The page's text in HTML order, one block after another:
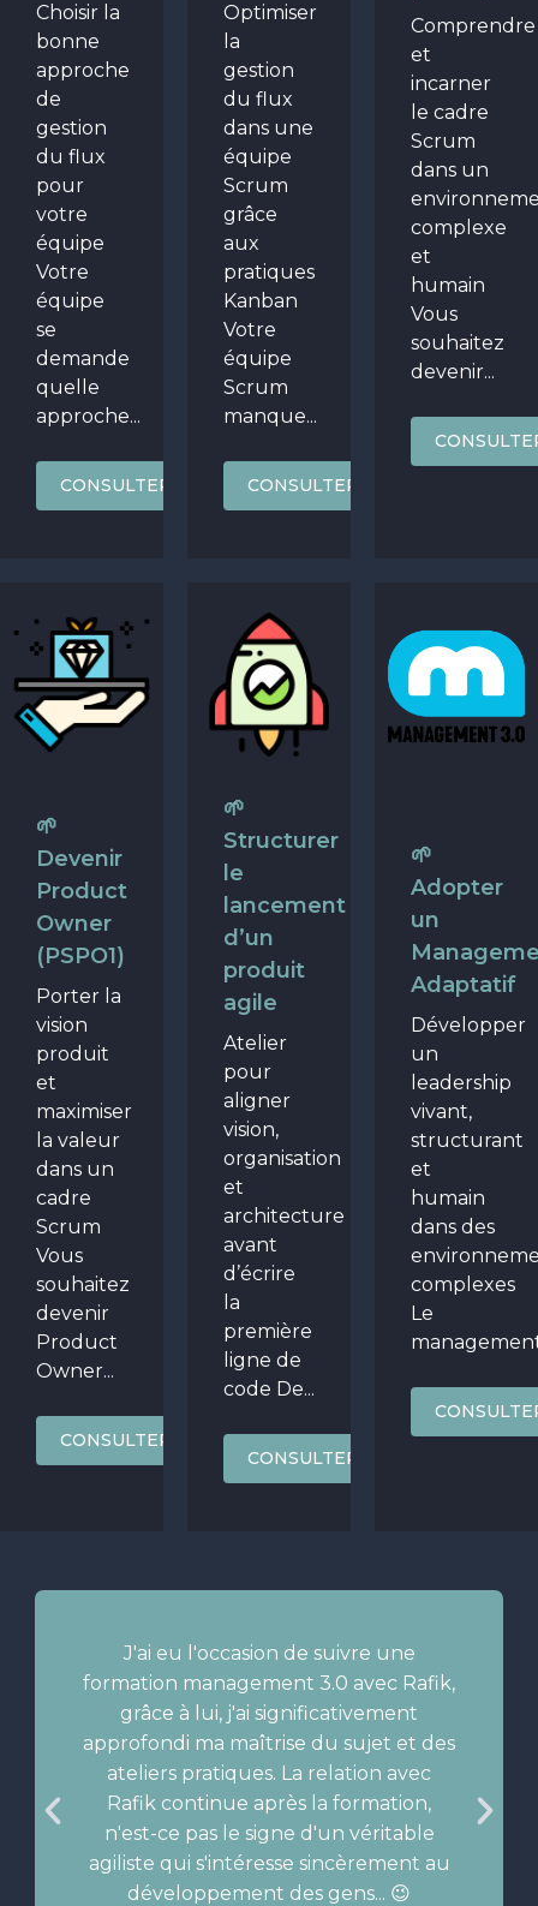
Choisir la
bonne
approche
de
gestion
du flux
pour
votre
équipe
Votre
équipe
se
demande
quelle
approche...
CONSULTER
Optimiser
la
gestion
du flux
dans une
équipe
Scrum
grâce
aux
pratiques
Kanban
Votre
équipe
Scrum
manque...
CONSULTER
Comprendre
et
incarner
le cadre
Scrum
dans un
complexe
et
humain
Vous
souhaitez
devenir...
🌱
Devenir
Product
Owner
(PSPO1)
Porter la
vision
produit
et
maximiser
la valeur
dans un
cadre
Scrum
Vous
souhaitez
devenir
Product
Owner...
CONSULTER
🌱
Structurer
le
lancement
d’un
produit
agile
Atelier
pour
aligner
vision,
organisation
et
architecture
avant
d’écrire
la
première
ligne de
code De...
CONSULTER
🌱
Adopter
un
Adaptatif
Développer
un
leadership
vivant,
structurant
et
humain
dans des
complexes
Le
J'ai eu l'occasion de suivre une
formation management 3.0 avec Rafik,
grâce à lui, j'ai significativement
approfondi ma maîtrise du sujet et des
ateliers pratiques. La relation avec
Rafik continue après la formation,
n'est-ce pas le signe d'un véritable
agiliste qui s'intéresse sincèrement au
développement des gens... 😉